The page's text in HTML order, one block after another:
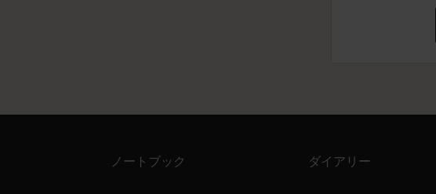
ノートブック ダイアリー